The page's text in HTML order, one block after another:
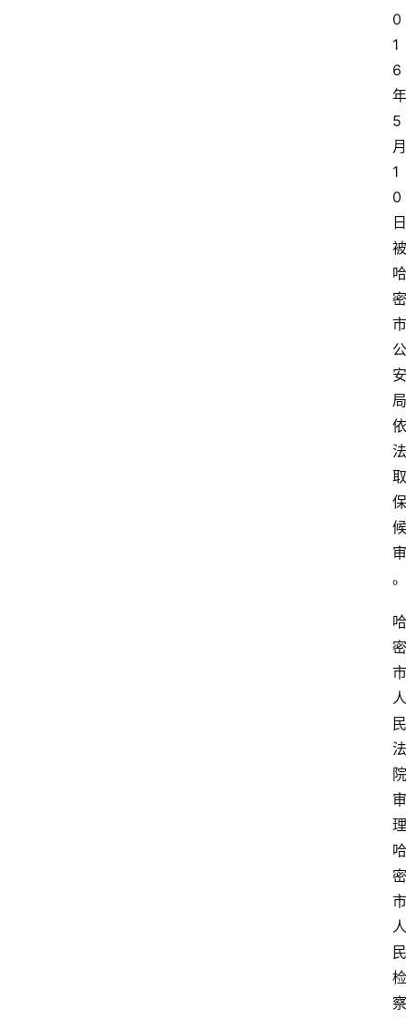
0
1
6
年
5
月
1
0
日
被
哈
密
市
公
安
局
依
法
取
保
候
审
。
哈
密
市
人
民
法
院
审
理
哈
密
市
人
民
检
察